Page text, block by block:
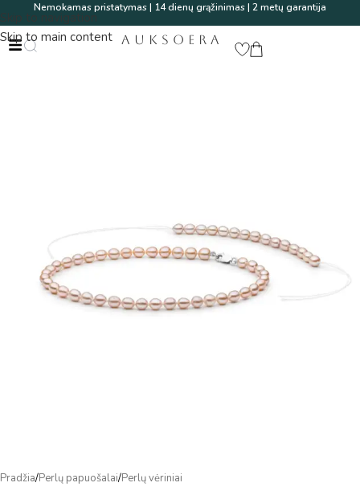
Skip to navigation
Skip to main content
Nemokamas pristatymas | 14 dienų grąžinimas | 2 metų garantija
AUKSOERA
Pradžia/Perlų papuošalai/Perlų vėriniai